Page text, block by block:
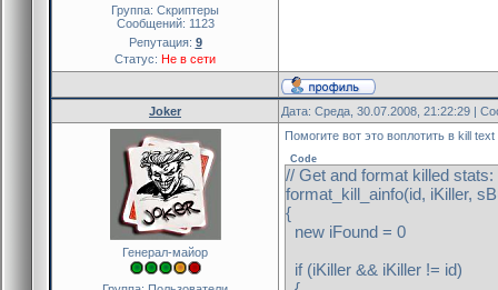
Группа: Скриптеры
Сообщений: 1123
Репутация: 9
Статус: Не в сети
Joker Дата: Среда, 30.07.2008, 21:22:29 |
Генерал-майор
Помогите вот это воплотить в kill
Code
// Get and format killed
format_kill_ainfo(id, iKiller,
{
new iFound = 0
if (iKiller && iKiller != id)